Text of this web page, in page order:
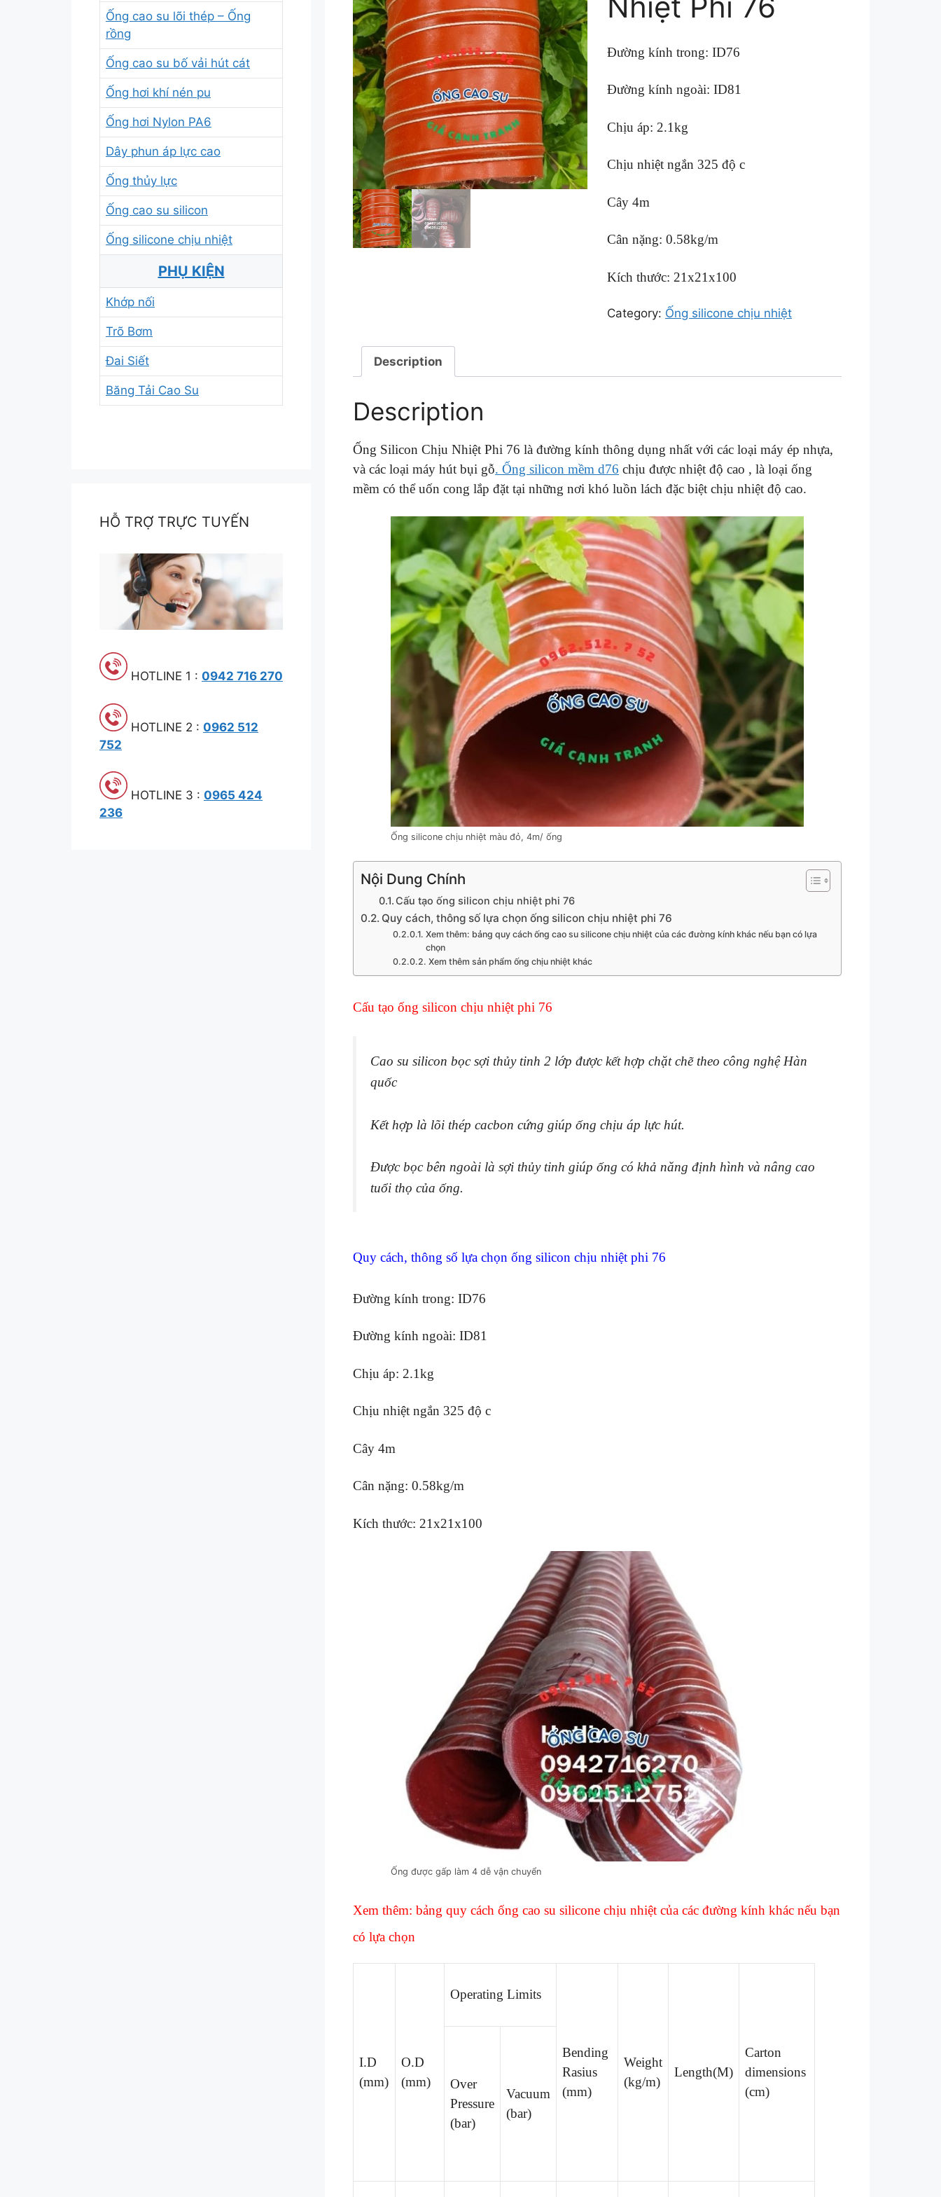
Đường kính trong: ID76
Đường kính ngoài: ID81
Chịu áp: 2.1kg
Chịu nhiệt ngắn 325 độ c
Cây 4m
Cân nặng: 0.58kg/m
Kích thước: 21x21x100
Category: Ống silicone chịu nhiệt
Description
Description
Ống Silicon Chịu Nhiệt Phi 76 là đường kính thông dụng nhất với các loại máy ép nhựa,
và các loại máy hút bụi gỗ. Ống silicon mềm d76 chịu được nhiệt độ cao , là loại ống
mềm có thể uốn cong lắp đặt tại những nơi khó luồn lách đặc biệt chịu nhiệt độ cao.
Ống silicone chịu nhiệt màu đỏ, 4m/ ống
Nội Dung Chính
Cấu tạo ống silicon chịu nhiệt phi 76
Quy cách, thông số lựa chọn ống silicon chịu nhiệt phi 76
Xem thêm: bảng quy cách ống cao su silicone chịu nhiệt của các đường kính khác nếu bạn có lựa
chọn
Xem thêm sản phẩm ống chịu nhiệt khác
Cấu tạo ống silicon chịu nhiệt phi 76
Cao su silicon bọc sợi thủy tinh 2 lớp được kết hợp chặt chẽ theo công nghệ Hàn
quốc
Kết hợp là lõi thép cacbon cứng giúp ống chịu áp lực hút.
Được bọc bên ngoài là sợi thủy tinh giúp ống có khả năng định hình và nâng cao
tuổi thọ của ống.
Quy cách, thông số lựa chọn ống silicon chịu nhiệt phi 76
Đường kính trong: ID76
Đường kính ngoài: ID81
Chịu áp: 2.1kg
Chịu nhiệt ngắn 325 độ c
Cây 4m
Cân nặng: 0.58kg/m
Kích thước: 21x21x100
Ống được gấp làm 4 dễ vận chuyển
Xem thêm: bảng quy cách ống cao su silicone chịu nhiệt của các đường kính khác nếu bạn
có lựa chọn
I.D
(mm)
O.D
(mm)
Operating Limits
Bending
Rasius
(mm)
Weight
(kg/m)
Length(M)
Carton
dimensions
(cm)
Over
Pressure
(bar)
Vacuum
(bar)
Ống cao su lõi thép – Ống
rồng
Ống cao su bố vải hút cát
Ống hơi khí nén pu
Ống hơi Nylon PA6
Dây phun áp lực cao
Ống thủy lực
Ống cao su silicon
Ống silicone chịu nhiệt
PHỤ KIỆN
Khớp nối
Trõ Bơm
Đai Siết
Băng Tải Cao Su
HỖ TRỢ TRỰC TUYẾN
HOTLINE 1 : 0942 716 270
HOTLINE 2 : 0962 512
752
HOTLINE 3 : 0965 424
236